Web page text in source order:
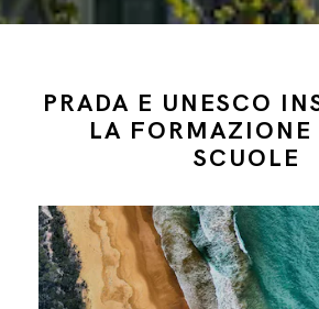
PRADA E UNESCO
LA FORMAZIONE
SCUOLE